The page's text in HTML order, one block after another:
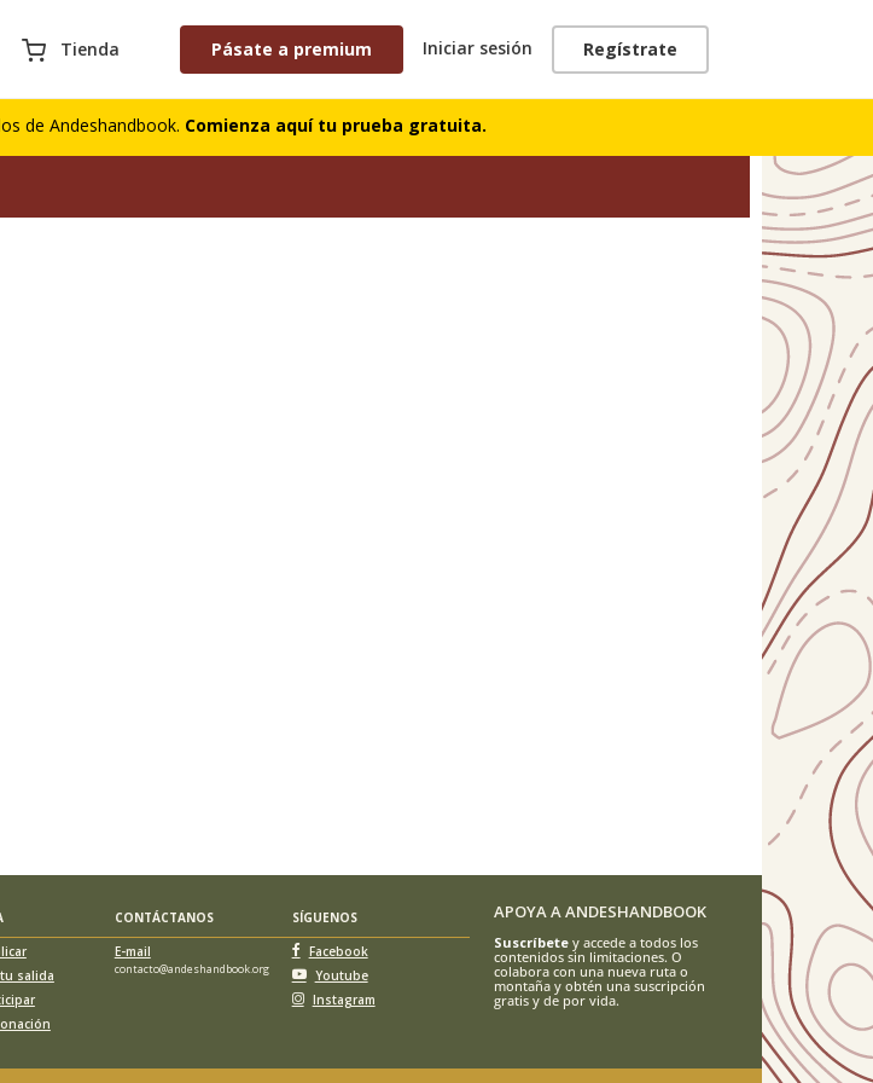
Tienda Pásate a premium Iniciar sesión Regístrate
de Andeshandbook. Comienza aquí tu prueba gratuita.
CONTÁCTANOS
SÍGUENOS
salida
E-mail
contacto@andeshandbook.org
Facebook
Youtube
Instagram
APOYA A ANDESHANDBOOK
Suscríbetey accede a todos los
contenidos sin limitaciones. O
colabora con una nueva ruta o
montaña y obtén una suscripción
gratis y de por vida.